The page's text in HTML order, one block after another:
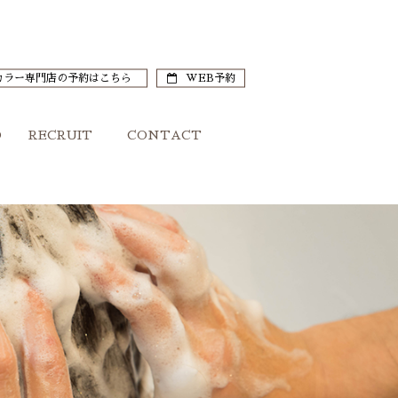
RECRUIT CONTACT
ラー専門店の予約はこちら WEB予約